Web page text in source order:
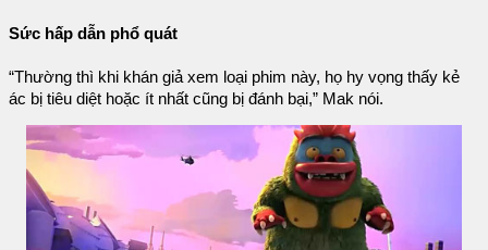
Sức hấp dẫn phổ quát
“Thường thì khi khán giả xem loại phim này, họ hy vọng thấy kẻ
ác bị tiêu diệt hoặc ít nhất cũng bị đánh bại,” Mak nói.